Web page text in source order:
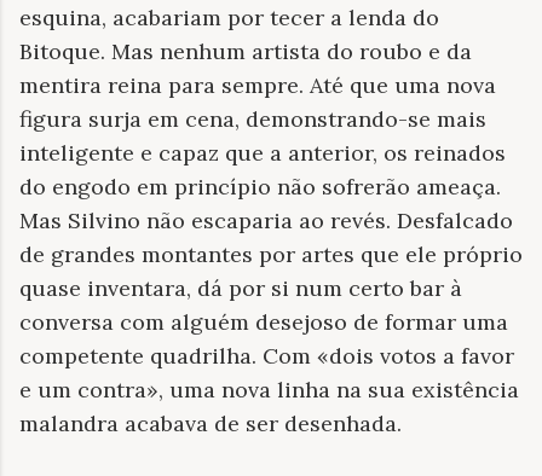
esquina, acabariam por tecer a lenda do
Bitoque. Mas nenhum artista do roubo e da
mentira reina para sempre. Até que uma nova
figura surja em cena, demonstrando-se mais
inteligente e capaz que a anterior, os reinados
do engodo em princípio não sofrerão ameaça.
Mas Silvino não escaparia ao revés. Desfalcado
de grandes montantes por artes que ele próprio
quase inventara, dá por si num certo bar à
conversa com alguém desejoso de formar uma
competente quadrilha. Com «dois votos a favor
e um contra», uma nova linha na sua existência
malandra acabava de ser desenhada.